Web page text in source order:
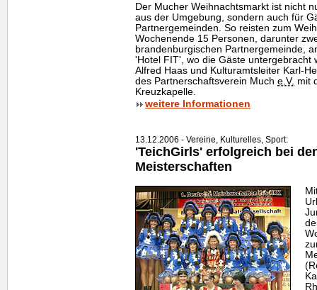
Der Mucher Weihnachtsmarkt ist nicht
aus der Umgebung, sondern auch für
Partnergemeinden. So reisten zum
Wochenende 15 Personen, darunter
brandenburgischen Partnergemeinde,
'Hotel FIT', wo die Gäste untergebracht
Alfred Haas und Kulturamtsleiter Karl-
des Partnerschaftsverein Much e.V. mit
Kreuzkapelle.
weitere Informationen
13.12.2006 - Vereine, Kulturelles, Sport:
'TeichGirls' erfolgreich bei
Meisterschaften